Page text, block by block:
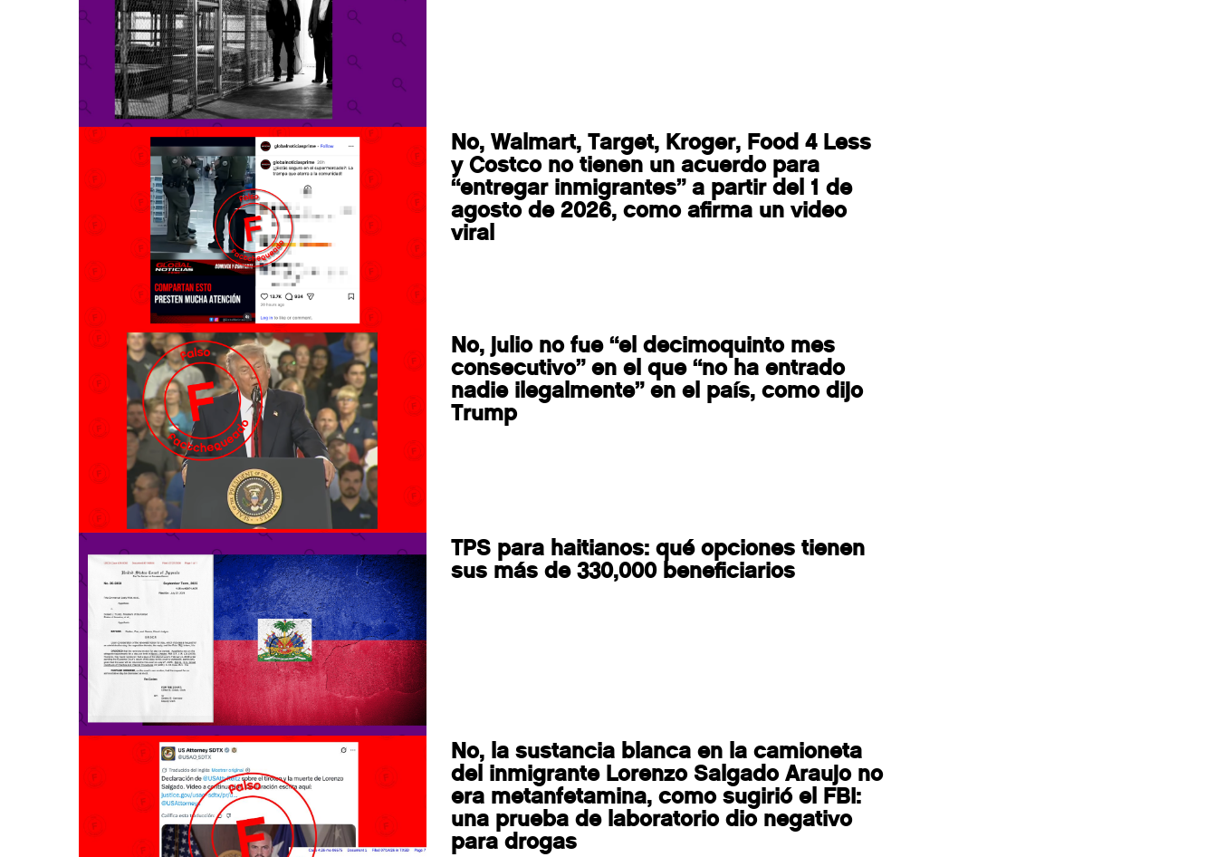
No, Walmart, Target, Kroger, Food 4 Less
y Costco no tienen un acuerdo para
“entregar inmigrantes” a partir del 1 de
agosto de 2026, como afirma un video
viral
No, julio no fue “el decimoquinto mes
consecutivo” en el que “no ha entrado
nadie ilegalmente” en el país, como dijo
Trump
TPS para haitianos: qué opciones tienen
sus más de 330,000 beneficiarios
No, la sustancia blanca en la camioneta
del inmigrante Lorenzo Salgado Araujo no
era metanfetamina, como sugirió el FBI:
una prueba de laboratorio dio negativo
para drogas